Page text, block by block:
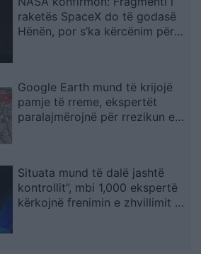
raketës SpaceX do të godasë
Hënën, por s’ka kërcënim për
Google Earth mund të krijojë
pamje të rreme, ekspertët
paralajmërojnë për rrezikun e
Situata mund të dalë jashtë
kontrollit”, mbi 1,000 ekspertë
kërkojnë frenimin e zhvillimit të